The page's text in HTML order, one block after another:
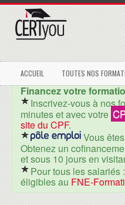
ACCUEIL TOUTES NOS
Financez votre
Inscrivez-vous à nos
minutes et avec votre
site du CPF.
Vous
Obtenez un
et sous 10 jours en
Pour tous les salariés
éligibles au FNE-